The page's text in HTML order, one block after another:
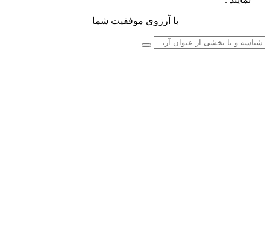
با آرزوی موفقیت شما